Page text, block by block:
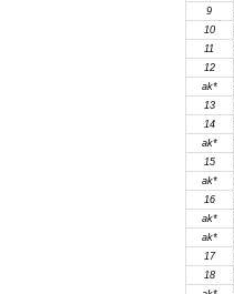
9
10
11
12
ak*
13
14
ak*
15
ak*
16
ak*
ak*
17
18